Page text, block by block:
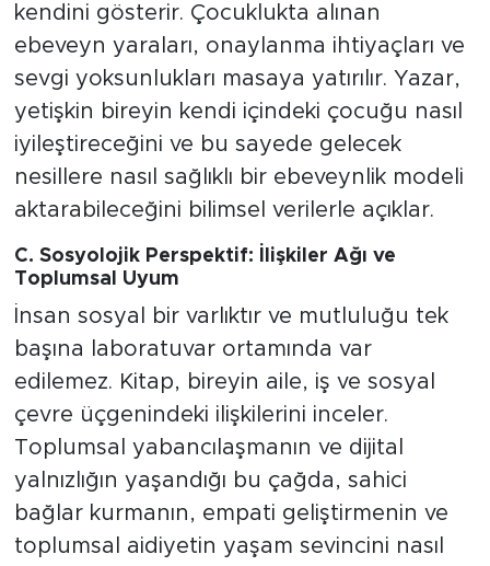
kendini gösterir. Çocuklukta alınan
ebeveyn yaraları, onaylanma ihtiyaçları ve
sevgi yoksunlukları masaya yatırılır. Yazar,
yetişkin bireyin kendi içindeki çocuğu nasıl
iyileştireceğini ve bu sayede gelecek
nesillere nasıl sağlıklı bir ebeveynlik modeli
aktarabileceğini bilimsel verilerle açıklar.
C. Sosyolojik Perspektif: İlişkiler Ağı ve
Toplumsal Uyum
İnsan sosyal bir varlıktır ve mutluluğu tek
başına laboratuvar ortamında var
edilemez. Kitap, bireyin aile, iş ve sosyal
çevre üçgenindeki ilişkilerini inceler.
Toplumsal yabancılaşmanın ve dijital
yalnızlığın yaşandığı bu çağda, sahici
bağlar kurmanın, empati geliştirmenin ve
toplumsal aidiyetin yaşam sevincini nasıl